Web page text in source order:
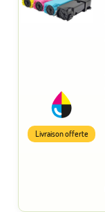
Livraison offerte